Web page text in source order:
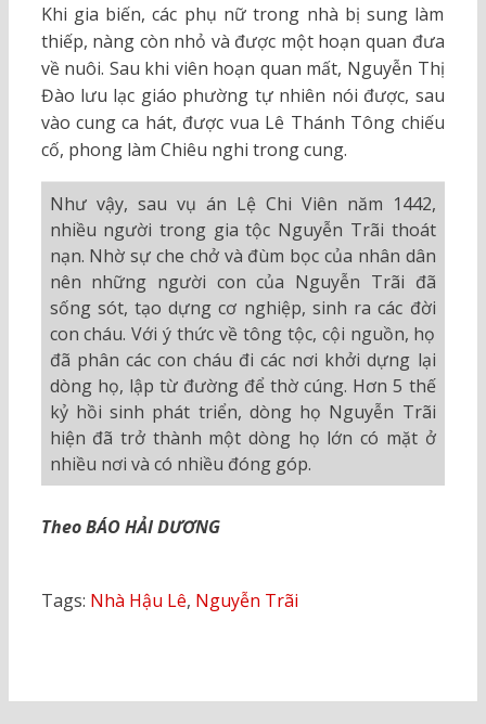
Khi gia biến, các phụ nữ trong nhà bị sung làm
thiếp, nàng còn nhỏ và được một hoạn quan đưa
về nuôi. Sau khi viên hoạn quan mất, Nguyễn Thị
Đào lưu lạc giáo phường tự nhiên nói được, sau
vào cung ca hát, được vua Lê Thánh Tông chiếu
cố, phong làm Chiêu nghi trong cung.
Như vậy, sau vụ án Lệ Chi Viên năm 1442,
nhiều người trong gia tộc Nguyễn Trãi thoát
nạn. Nhờ sự che chở và đùm bọc của nhân dân
nên những người con của Nguyễn Trãi đã
sống sót, tạo dựng cơ nghiệp, sinh ra các đời
con cháu. Với ý thức về tông tộc, cội nguồn, họ
đã phân các con cháu đi các nơi khởi dựng lại
dòng họ, lập từ đường để thờ cúng. Hơn 5 thế
kỷ hồi sinh phát triển, dòng họ Nguyễn Trãi
hiện đã trở thành một dòng họ lớn có mặt ở
nhiều nơi và có nhiều đóng góp.
Theo BÁO HẢI DƯƠNG
Tags: Nhà Hậu Lê, Nguyễn Trãi